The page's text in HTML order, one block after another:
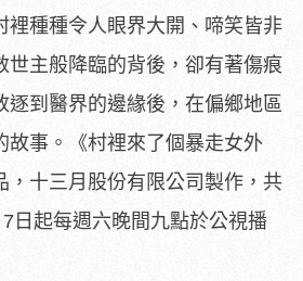
裡種種令人眼界大開、啼笑皆非
世主般降臨的背後，卻有著傷痕
逐到醫界的邊緣後，在偏鄉地區
故事。《村裡來了個暴走女外
十三月股份有限公司製作，共
日起每週六晚間九點於公視播